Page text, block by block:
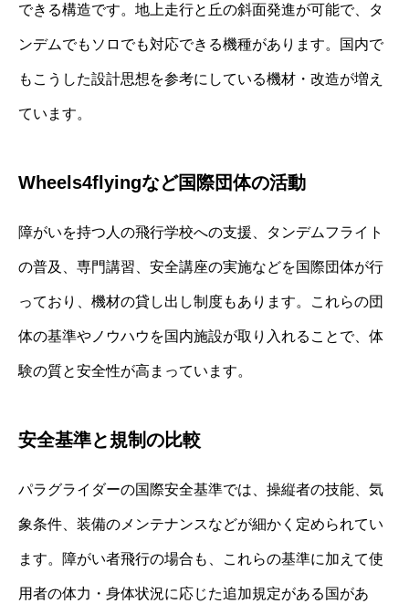
できる構造です。地上走行と丘の斜面発進が可能で、タ
ンデムでもソロでも対応できる機種があります。国内で
もこうした設計思想を参考にしている機材・改造が増え
ています。
Wheels4flyingなど国際団体の活動
障がいを持つ人の飛行学校への支援、タンデムフライト
の普及、専門講習、安全講座の実施などを国際団体が行
っており、機材の貸し出し制度もあります。これらの団
体の基準やノウハウを国内施設が取り入れることで、体
験の質と安全性が高まっています。
安全基準と規制の比較
パラグライダーの国際安全基準では、操縦者の技能、気
象条件、装備のメンテナンスなどが細かく定められてい
ます。障がい者飛行の場合も、これらの基準に加えて使
用者の体力・身体状況に応じた追加規定がある国があ